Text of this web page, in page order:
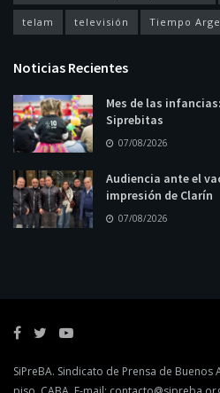
telam televisión Tiempo
Noticias Recientes
Mes de las
Siprebitas
07/08/2026
Audiencia ante el
impresión de Clarín
07/08/2026
SiPreBA. Sindicato de Prensa de Buenos